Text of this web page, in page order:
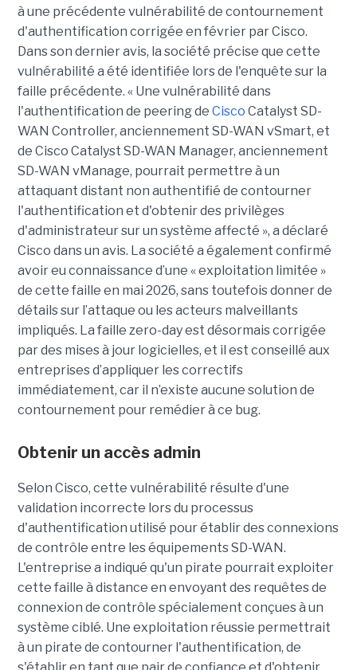
à une précédente vulnérabilité de contournement
d'authentification corrigée en février par Cisco.
Dans son dernier avis, la société précise que cette
vulnérabilité a été identifiée lors de l'enquête sur la
faille précédente. « Une vulnérabilité dans
l'authentification de peering de Cisco Catalyst SD-
WAN Controller, anciennement SD-WAN vSmart, et
de Cisco Catalyst SD-WAN Manager, anciennement
SD-WAN vManage, pourrait permettre à un
attaquant distant non authentifié de contourner
l'authentification et d'obtenir des privilèges
d'administrateur sur un système affecté », a déclaré
Cisco dans un avis. La société a également confirmé
avoir eu connaissance d’une « exploitation limitée »
de cette faille en mai 2026, sans toutefois donner de
détails sur l’attaque ou les acteurs malveillants
impliqués. La faille zero-day est désormais corrigée
par des mises à jour logicielles, et il est conseillé aux
entreprises d’appliquer les correctifs
immédiatement, car il n’existe aucune solution de
contournement pour remédier à ce bug.
Obtenir un accès admin
Selon Cisco, cette vulnérabilité résulte d'une
validation incorrecte lors du processus
d'authentification utilisé pour établir des connexions
de contrôle entre les équipements SD-WAN.
L'entreprise a indiqué qu'un pirate pourrait exploiter
cette faille à distance en envoyant des requêtes de
connexion de contrôle spécialement conçues à un
système ciblé. Une exploitation réussie permettrait
à un pirate de contourner l'authentification, de